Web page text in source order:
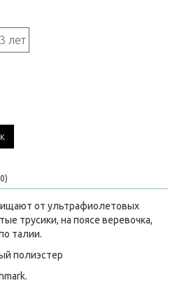
лет
от ультрафиолетовых
трусики, на поясе веревочка,
талии.
полиэстер